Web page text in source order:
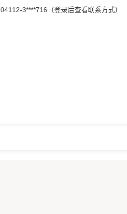
04112-3****716（登录后查看联系方式）